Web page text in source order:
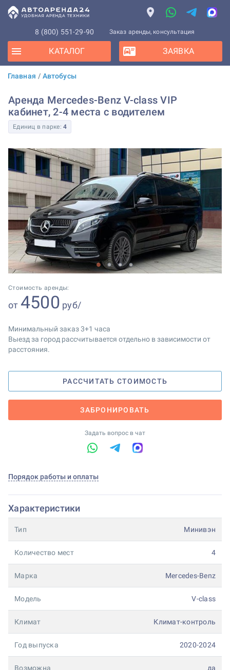
8 (800) 551-29-90 Заказ аренды, консультация
КАТАЛОГ ЗАЯВКА
Главная / Автобусы
Аренда Mercedes-Benz V-class VIP
кабинет, 2-4 места с водителем
Единиц в парке: 4
1 2 3 4
Стоимость аренды:
от 4500 руб/
Минимальный заказ 3+1 часа
Выезд за город рассчитывается отдельно в зависимости от
расстояния.
РАССЧИТАТЬ СТОИМОСТЬ
ЗАБРОНИРОВАТЬ
Задать вопрос в чат
Порядок работы и оплаты
Характеристики
Тип Минивэн
Количество мест 4
Марка Mercedes-Benz
Модель V-class
Климат Климат-контроль
Год выпуска 2020-2024
Возможна
да